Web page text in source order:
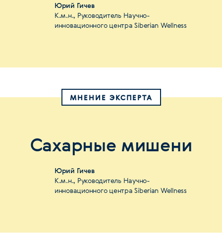
Юрий Гичев
К.м.н., Руководитель Научно-
инновационного центра Siberian Wellness
МНЕНИЕ ЭКСПЕРТА
Сахарные мишени
Юрий Гичев
К.м.н., Руководитель Научно-
инновационного центра Siberian Wellness